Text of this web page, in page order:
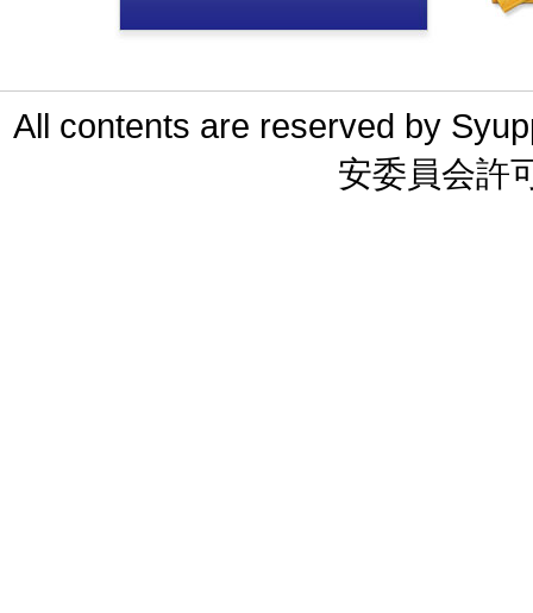
All contents are reserved by
安委員会許